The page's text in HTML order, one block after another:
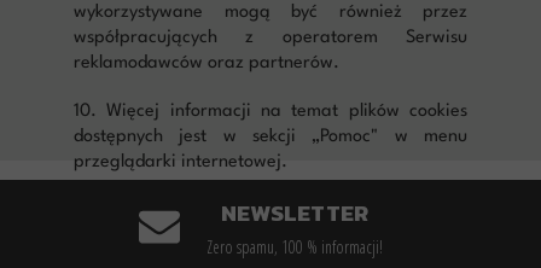
wykorzystywane mogą być również przez
współpracujących z operatorem Serwisu
reklamodawców oraz partnerów.
10. Więcej informacji na temat plików cookies
dostępnych jest w sekcji „Pomoc" w menu
przeglądarki internetowej.
NEWSLETTER
Zero spamu, 100 % informacji!